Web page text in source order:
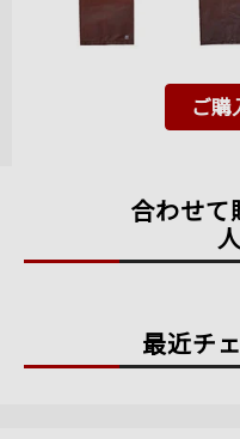
ご購
合わせて
最近チ